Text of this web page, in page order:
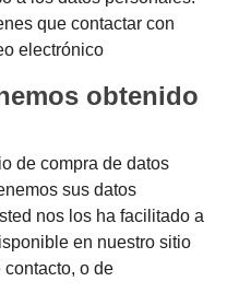
que contactar con
electrónico
obtenido
de compra de datos
sus datos
nos los ha facilitado a
en nuestro sitio
o de